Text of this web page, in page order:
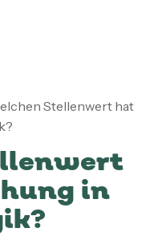
Stellenwert hat
in